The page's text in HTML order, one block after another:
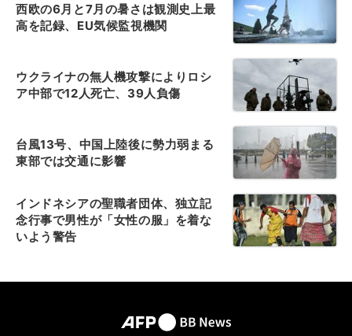
西欧の6月と7月の暑さは観測史上最
高を記録、EU気候監視機関
ウクライナの無人機攻撃によりロシ
ア中部で12人死亡、39人負傷
台風13号、中国上陸後に勢力弱まる
東部では交通に影響
インドネシアの聖職者団体、独立記
念行事で男性が「女性の服」を着な
いよう警告